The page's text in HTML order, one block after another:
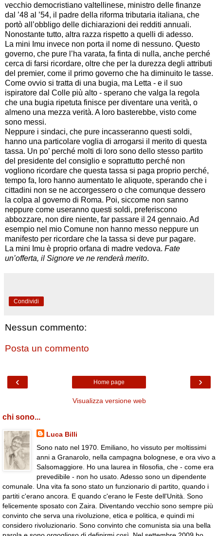
vecchio democristiano valtellinese, ministro delle finanze
dal ’48 al ’54, il padre della riforma tributaria italiana, che
portò all’obbligo delle dichiarazioni dei redditi annuali.
Nonostante tutto, altra razza rispetto a quelli di adesso.
La mini Imu invece non porta il nome di nessuno. Questo
governo, che pure l’ha varata, fa finta di nulla, anche perché
cerca di farsi ricordare, oltre che per la durezza degli attributi
del premier, come il primo governo che ha diminuito le tasse.
Come ovvio si tratta di una bugia, ma Letta - e il suo
ispiratore dal Colle più alto - sperano che valga la regola
che una bugia ripetuta finisce per diventare una verità, o
almeno una mezza verità. A loro basterebbe, visto come
sono messi.
Neppure i sindaci, che pure incasseranno questi soldi,
hanno una particolare voglia di arrogarsi il merito di questa
tassa. Un po’ perché molti di loro sono dello stesso partito
del presidente del consiglio e soprattutto perché non
vogliono ricordare che questa tassa si paga proprio perché,
tempo fa, loro hanno aumentato le aliquote, sperando che i
cittadini non se ne accorgessero o che comunque dessero
la colpa al governo di Roma. Poi, siccome non sanno
neppure come useranno questi soldi, preferiscono
abbozzare, non dire niente, far passare il 24 gennaio. Ad
esempio nel mio Comune non hanno messo neppure un
manifesto per ricordare che la tassa si deve pur pagare.
La mini Imu è proprio orfana di madre vedova. Fate
un’offerta, il Signore ve ne renderà merito.
Condividi
Nessun commento:
Posta un commento
‹ ›
Home page
Visualizza versione web
chi sono...
Luca Billi
Sono nato nel 1970. Emiliano, ho vissuto per moltissimi
anni a Granarolo, nella campagna bolognese, e ora vivo a
Salsomaggiore. Ho una laurea in filosofia, che - come era
prevedibile - non ho usato. Adesso sono un dipendente
comunale. Una vita fa sono stato un funzionario di partito, quando i
partiti c'erano ancora. E quando c'erano le Feste dell'Unità. Sono
felicemente sposato con Zaira. Diventando vecchio sono sempre più
convinto che serva una rivoluzione, etica e politica, e quindi mi
considero rivoluzionario. Sono convinto che comunista sia una bella